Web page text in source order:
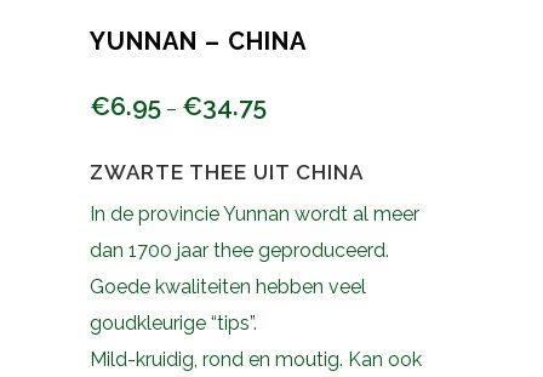
YUNNAN – CHINA
€6.95 – €34.75
ZWARTE THEE UIT CHINA
In de provincie Yunnan wordt al meer
dan 1700 jaar thee geproduceerd.
Goede kwaliteiten hebben veel
goudkleurige “tips”.
Mild-kruidig, rond en moutig. Kan ook